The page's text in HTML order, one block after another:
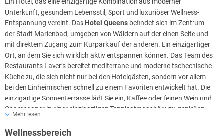
Unterkunft, gesundem Lebensstil, Sport und luxuriöser Wellness-
Entspannung vereint. Das Hotel Queens befindet sich im Zentrum
der Stadt Marienbad, umgeben von Wäldern auf der einen Seite und
mit direktem Zugang zum Kurpark auf der anderen. Ein einzigartiger
Ort, an dem Sie sich wirklich aktiv entspannen können. Das Team des
Restaurants Laver’s bereitet mediterrane und moderne tschechische
Küche zu, die sich nicht nur bei den Hotelgästen, sondern vor allem
bei den Einheimischen schnell zu einem Favoriten entwickelt hat. Die
einzigartige Sonnenterrasse lädt Sie ein, Kaffee oder feinen Wein und
Champagner in einer einzigartigen Tennisatmosphäre zu genießen.
Mehr lesen
Wellnessbereich